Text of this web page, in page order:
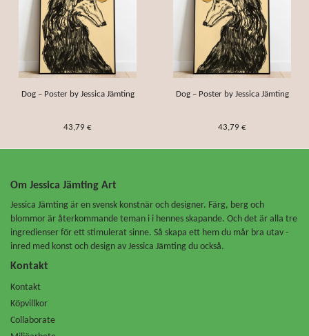
Dog – Poster by Jessica Jämting
43,79 €
Dog – Poster by Jessica Jämting
43,79 €
Om Jessica Jämting Art
Jessica Jämting är en svensk konstnär och designer. Färg, berg och
blommor är återkommande teman i i hennes skapande. Och det är alla tre
ingredienser för ett stimulerat sinne. Så skapa ett hem du mår bra utav -
inred med konst och design av Jessica Jämting du också.
Kontakt
Kontakt
Köpvillkor
Collaborate